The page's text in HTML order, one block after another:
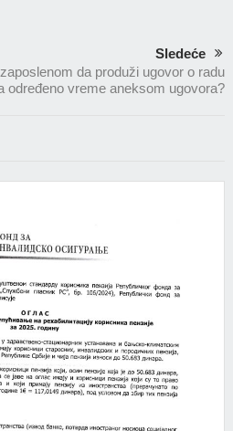
Sledeće
da produži ugovor o radu
određeno vreme aneksom ugovora?